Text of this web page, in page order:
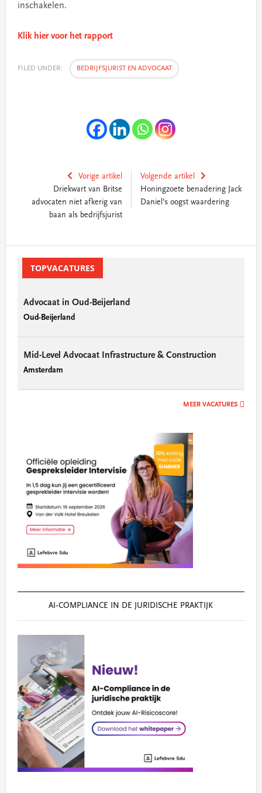
inschakelen.
Klik hier voor het rapport
FILED UNDER: BEDRIJFSJURIST EN ADVOCAAT
Vorige artikel
Driekwart van Britse
advocaten niet afkerig van
baan als bedrijfsjurist
Volgende artikel
Honingzoete benadering Jack
Daniel’s oogst waardering
SidebarTOPVACATURES
Advocaat in Oud-Beijerland
Oud-Beijerland
Mid-Level Advocaat Infrastructure & Construction
Amsterdam
MEER VACATURES
AI‑COMPLIANCE IN DE JURIDISCHE PRAKTIJK